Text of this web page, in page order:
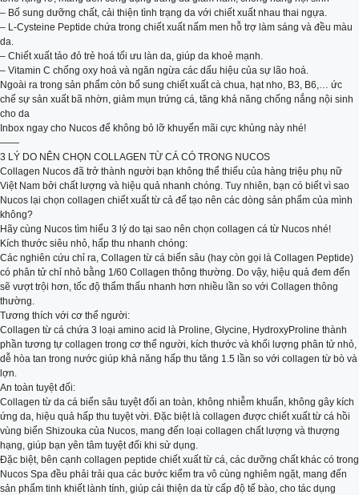
– Bổ sung dưỡng chất, cải thiện tình trạng da với chiết xuất nhau thai ngựa.
– L-Cysteine Peptide chứa trong chiết xuất nấm men hỗ trợ làm sáng và đều màu
da.
– Chiết xuất tảo đỏ trẻ hoá tối ưu làn da, giúp da khoẻ mạnh.
– Vitamin C chống oxy hoá và ngăn ngừa các dấu hiệu của sự lão hoá.
Ngoài ra trong sản phẩm còn bổ sung chiết xuất cà chua, hạt nho, B3, B6,… ức
chế sự sản xuất bã nhờn, giảm mụn trứng cá, tăng khả năng chống nắng nội sinh
cho da
Inbox ngay cho Nucos để không bỏ lỡ khuyến mãi cực khủng này nhé!
——
3 LÝ DO NÊN CHỌN COLLAGEN TỪ CÁ CÓ TRONG NUCOS
Collagen Nucos đã trở thành người bạn không thể thiếu của hàng triệu phụ nữ
Việt Nam bởi chất lượng và hiệu quả nhanh chóng. Tuy nhiên, bạn có biết vì sao
Nucos lại chọn collagen chiết xuất từ cả để tạo nên các dòng sản phẩm của mình
không?
Hãy cùng Nucos tìm hiểu 3 lý do tại sao nên chọn collagen cá từ Nucos nhé!
Kích thước siêu nhỏ, hấp thu nhanh chóng:
Các nghiên cứu chỉ ra, Collagen từ cá biển sâu (hay còn gọi là Collagen Peptide)
có phân tử chỉ nhỏ bằng 1/60 Collagen thông thường. Do vậy, hiệu quả đem đến
sẽ vượt trội hơn, tốc độ thẩm thấu nhanh hơn nhiều lần so với Collagen thông
thường.
Tương thích với cơ thể người:
Collagen từ cá chứa 3 loại amino acid là Proline, Glycine, HydroxyProline thành
phần tương tự collagen trong cơ thể người, kích thước và khối lượng phân tử nhỏ,
dễ hòa tan trong nước giúp khả năng hấp thu tăng 1.5 lần so với collagen từ bò và
lợn.
An toàn tuyệt đối:
Collagen từ da cá biển sâu tuyệt đối an toàn, không nhiễm khuẩn, không gây kích
ứng da, hiệu quả hấp thu tuyệt vời. Đặc biệt là collagen được chiết xuất từ cá hồi
vùng biển Shizouka của Nucos, mang đến loại collagen chất lượng và thượng
hạng, giúp bạn yên tâm tuyệt đối khi sử dụng.
Đặc biệt, bên cạnh collagen peptide chiết xuất từ cá, các dưỡng chất khác có trong
Nucos Spa đều phải trải qua các bước kiểm tra vô cùng nghiêm ngặt, mang đến
sản phẩm tinh khiết lành tính, giúp cải thiện da từ cấp độ tế bào, cho tác dụng